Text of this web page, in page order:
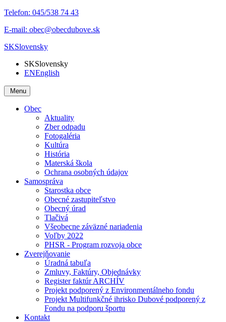
Telefon: 045/538 74 43
E-mail: obec@obecdubove.sk
SKSlovensky
SKSlovensky
ENEnglish
Menu
Obec
Aktuality
Zber odpadu
Fotogaléria
Kultúra
História
Materská škola
Ochrana osobných údajov
Samospráva
Starostka obce
Obecné zastupiteľstvo
Obecný úrad
Tlačivá
Všeobecne záväzné nariadenia
Voľby 2022
PHSR - Program rozvoja obce
Zverejňovanie
Úradná tabuľa
Zmluvy, Faktúry, Objednávky
Register faktúr ARCHÍV
Projekt podporený z Environmentálneho fondu
Projekt Multifunkčné ihrisko Dubové podporený z
Fondu na podporu športu
Kontakt